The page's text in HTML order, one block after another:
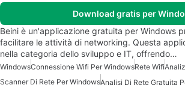
Download gratis per
Beini è un'applicazione gratuita per Windows
facilitare le attività di networking. Questa
nella categoria dello sviluppo e IT, offrendo…
WindowsConnessione Wifi Per WindowsRete Wifi
Scanner Di Rete Per WindowsAnalisi Di Rete Gratuita